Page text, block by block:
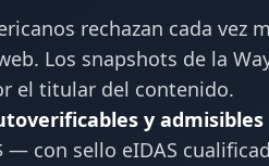
rechazan cada vez
Los snapshots de la
el titular del contenido.
y admisibles
— con sello eIDAS